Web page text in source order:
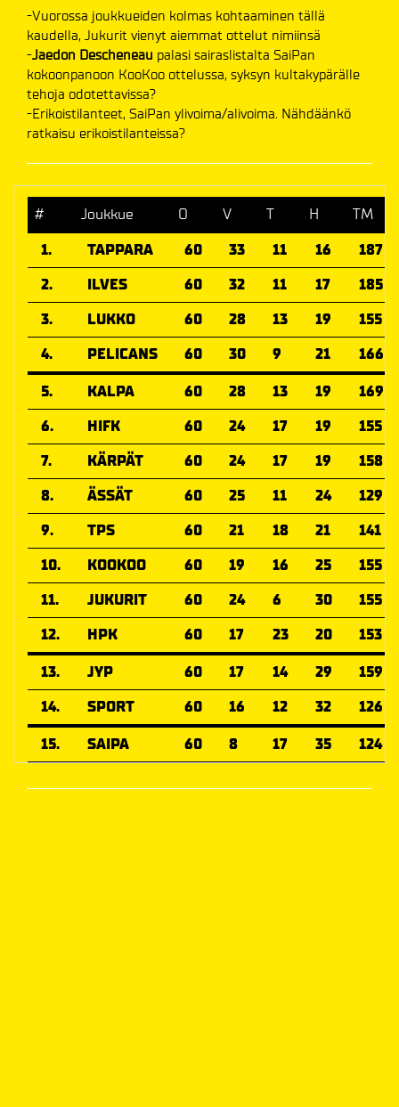
-Vuorossa joukkueiden kolmas kohtaaminen tällä
kaudella, Jukurit vienyt aiemmat ottelut nimiinsä
-Jaedon Descheneau palasi sairaslistalta SaiPan
kokoonpanoon KooKoo ottelussa, syksyn kultakypärälle
tehoja odotettavissa?
-Erikoistilanteet, SaiPan ylivoima/alivoima. Nähdäänkö
ratkaisu erikoistilanteissa?
# Joukkue O V T H
TM
1.
TAPPARA 60 33 11 16
187
2.
ILVES 60 32 11 17
185
3.
LUKKO 60 28 13 19
155
4.
PELICANS 60 30 9 21
166
5.
KALPA 60 28 13 19
169
6.
HIFK 60 24 17 19
155
7.
KÄRPÄT 60 24 17 19
158
8.
ÄSSÄT 60 25 11 24
129
9.
TPS 60 21 18 21
141
10.
KOOKOO 60 19 16 25
155
11.
JUKURIT 60 24 6 30
155
12.
HPK 60 17 23 20
153
13.
JYP 60 17 14 29
159
14.
SPORT 60 16 12 32
126
15.
SAIPA 60 8 17 35 124